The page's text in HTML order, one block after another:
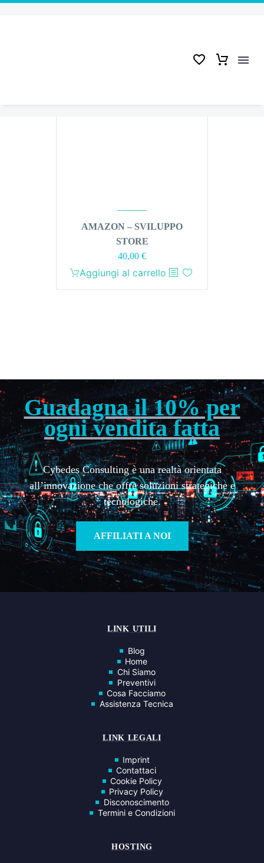
AMAZON – SVILUPPO
STORE
40,00 €
Aggiungi al carrello
Guadagna il 10% per
ogni vendita fatta
Cybedes Consulting è una realtà orientata
all’innovazione che offre soluzioni strategiche e
tecnologiche.
AFFILIATI A NOI
LINK UTILI
Blog
Home
Chi Siamo
Preventivi
Cosa Facciamo
Assistenza Tecnica
LINK LEGALI
Imprint
Contattaci
Cookie Policy
Privacy Policy
Disconoscimento
Termini e Condizioni
HOSTING